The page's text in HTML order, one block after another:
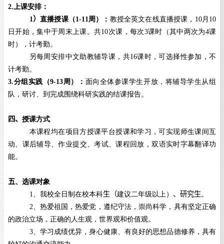
2. 上课安排：
1）直播授课（1-11周）： 教授全英文在线直播授课， 10月 10
日开始，集中于周末上课。共10次课，每次3课时（其中两次为4课
时），计考勤。
另每周安排中文助教辅导课，共16课时，可选择性参加，不
计考勤。
3.分组实践（9-13周）： 面向全体参课学生开放，将辅导学生从组
队，研讨、到完成围绕科研实践的结课报告。
四、 授课方式
本课程均在项目方授课平台授课和学习，可实现师生课间互
动、课后辅导、作业提交、考试、课程回放，双语实时字幕翻译功
能。
五、选课对象
1
、我校全日制在校本科生（建议二年级以上） 、 研究生。
2 、热爱祖国，热爱党，遵纪守法，崇尚科学，具有坚定正确
的政治立场，正确的人生观，世界观和价值观。
3、学习成绩优异，身心健康、有良好的思想品德修养，具有